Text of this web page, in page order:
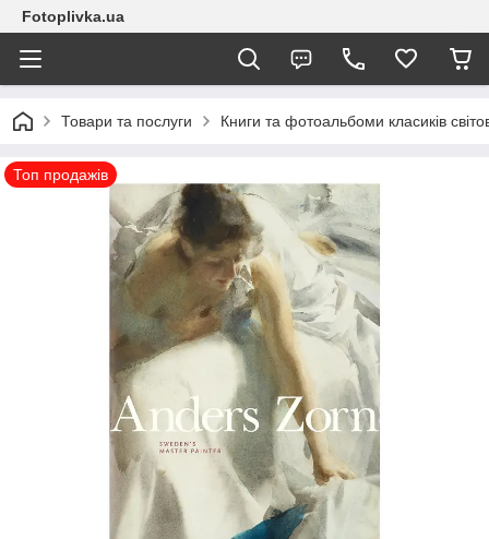
Fotoplivka.ua
Товари та послуги Книги та фотоальбоми класиків
Топ продажів